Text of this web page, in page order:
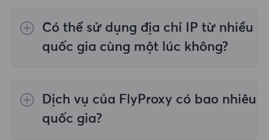
toàn thế giới; Proxy dân cư không giới hạn
không hỗ trợ việc lựa chọn proxy cho các
quốc gia/khu vực được chỉ định;
Proxy dân
thời điểm mua.
Có thể sử dụng địa chỉ IP từ nhiều
quốc gia cùng một lúc không?
những trường hợp bạn cần thực hiện tác vụ
trên nhiều vị trí địa lý.
Dịch vụ của FlyProxy có bao nhiêu
quốc gia?